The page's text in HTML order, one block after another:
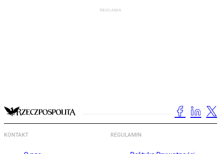
KONTAKT REGULAMIN